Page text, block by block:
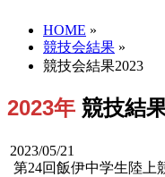
HOME »
競技会結果 »
競技会結果2023
2023年 競技結
2023/05/21
第24回飯伊中学生陸上